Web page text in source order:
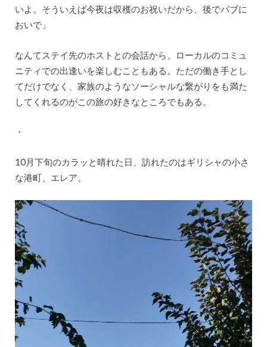
いよ。そういえば今夜は収穫のお祝いだから、後でパブに
おいで」
なんてステイ先のホストとの会話から、ローカルのコミュ
ニティでの出逢いを楽しむこともある。ただの働き手とし
てだけでなく、家族のようなソーシャルな繋がりをも満た
してくれるのがこの旅の好きなところでもある。
・
10月下旬のカラッと晴れた日、訪れたのはギリシャの小さ
な港町、エレア。